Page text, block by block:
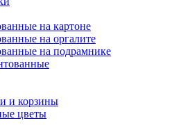
на картоне
на оргалите
на подрамнике
и корзины
цветы